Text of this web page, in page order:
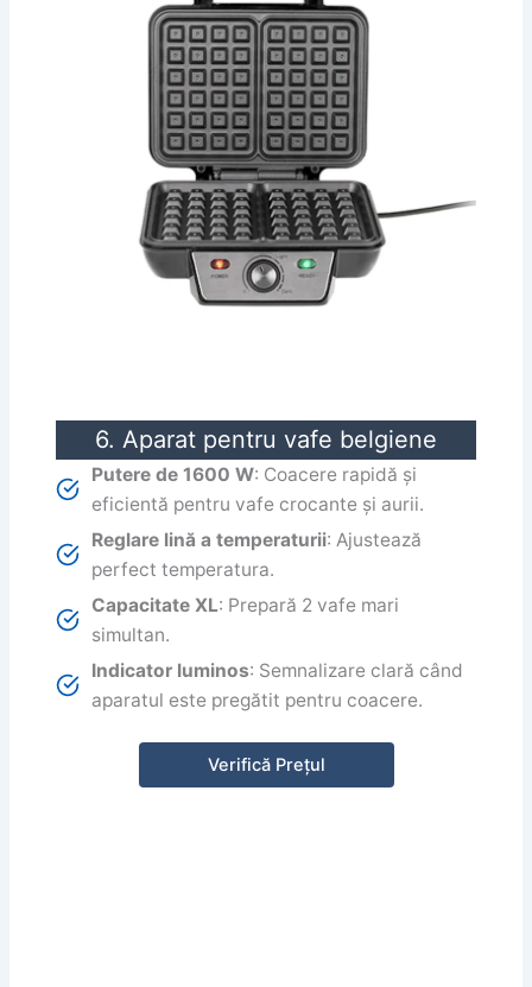
6. Aparat pentru vafe belgiene
Putere de 1600 W: Coacere rapidă și
eficientă pentru vafe crocante și aurii.
Reglare lină a temperaturii: Ajustează
perfect temperatura.
Capacitate XL: Prepară 2 vafe mari
simultan.
Indicator luminos: Semnalizare clară când
aparatul este pregătit pentru coacere.
Verifică Prețul